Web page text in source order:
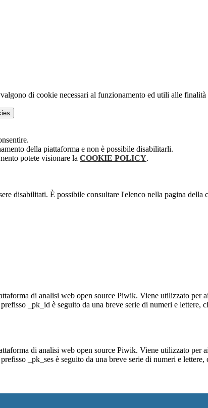
di cookie necessari al funzionamento ed utili alle finalità
della piattaforma e non è possibile disabilitarli.
potete visionare la COOKIE POLICY.
disabilitati. È possibile consultare l'elenco nella pagina della
di analisi web open source Piwik. Viene utilizzato
_pk_id è seguito da una breve serie di numeri e
di analisi web open source Piwik. Viene utilizzato
_pk_ses è seguito da una breve serie di numeri e